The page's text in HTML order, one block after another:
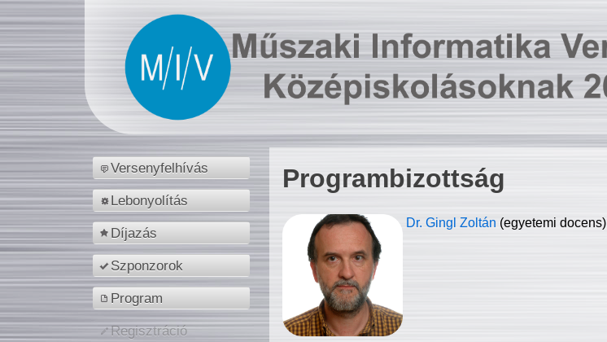
Versenyfelhívás
Lebonyolítás
Díjazás
Szponzorok
Program
Regisztráció
Programbizottság
Dr. Gingl Zoltán (egyetemi docens)